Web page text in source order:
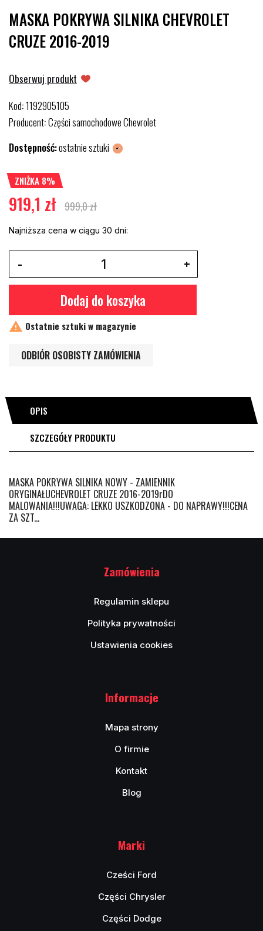
MASKA POKRYWA SILNIKA CHEVROLET
CRUZE 2016-2019
Obserwuj produkt
Kod:1192905105
Producent:Części samochodowe Chevrolet
Dostępność:ostatnie sztuki
ZNIŻKA 8%
919,1 zł 999,0 zł
Najniższa cena w ciągu 30 dni:
Dodaj do koszyka
 Ostatnie sztuki w magazynie
ODBIÓR OSOBISTY ZAMÓWIENIA
OPIS
SZCZEGÓŁY PRODUKTU
MASKA POKRYWA SILNIKA NOWY - ZAMIENNIK
ORYGINAŁUCHEVROLET CRUZE 2016-2019rDO
MALOWANIA!!!UWAGA: LEKKO USZKODZONA - DO NAPRAWY!!!CENA
ZA SZT...
Zamówienia
Regulamin sklepu
Polityka prywatności
Ustawienia cookies
Informacje
Mapa strony
O firmie
Kontakt
Blog
Marki
Cześci Ford
Części Chrysler
Części Dodge